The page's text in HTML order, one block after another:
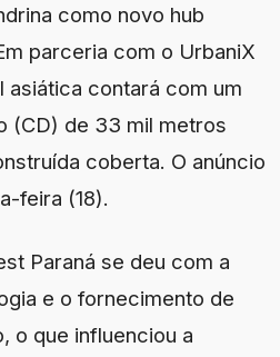
como novo hub
parceria com o UrbaniX
asiática contará com um
(CD) de 33 mil metros
coberta. O anúncio
feira (18).
Paraná se deu com a
e o fornecimento de
o que influenciou a